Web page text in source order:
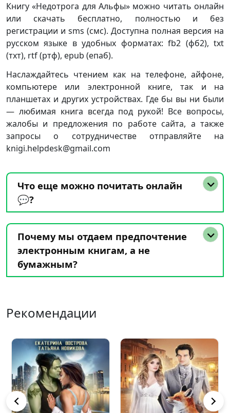
Книгу «Недотрога для Альфы» можно читать онлайн
или скачать бесплатно, полностью и без
регистрации и sms (смс). Доступна полная версия на
русском языке в удобных форматах: fb2 (фб2), txt
(тхт), rtf (ртф), epub (епаб).
Наслаждайтесь чтением как на телефоне, айфоне,
компьютере или электронной книге, так и на
планшетах и других устройствах. Где бы вы ни были
— любимая книга всегда под рукой! Все вопросы,
жалобы и предложения по работе сайта, а также
запросы о сотрудничестве отправляйте на
knigi.helpdesk@gmail.com
Что еще можно почитать онлайн
💬?
Почему мы отдаем предпочтение
электронным книгам, а не
бумажным?
Рекомендации